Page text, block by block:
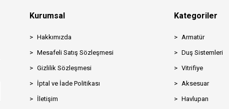
Kurumsal
Hakkımızda
Mesafeli Satış Sözleşmesi
Gizlilik Sözleşmesi
İptal ve İade Politikası
İletişim
Kategoriler
Armatür
Duş Sistemleri
Vitrifiye
Aksesuar
Havlupan